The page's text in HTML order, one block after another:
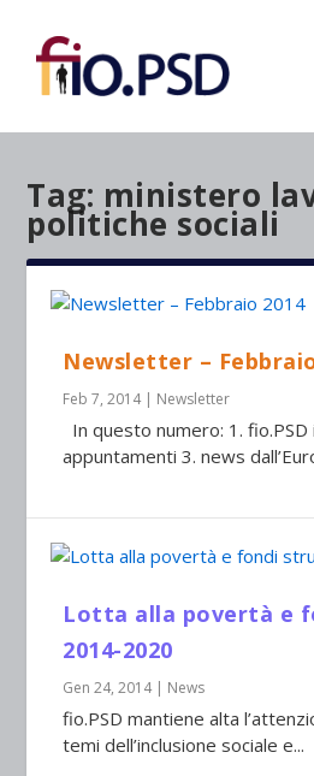
Tag: ministero
politiche sociali
Newsletter –
Feb 7, 2014| Newsletter
In questo numero: 1.
appuntamenti 3. news
Lotta alla povertà e
2014-2020
Gen 24, 2014| News
fio.PSD mantiene alta
temi dell’inclusione sociale e...